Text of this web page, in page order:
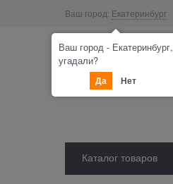
Ваш город: Екатеринбург
Каталог товаров
Ваш город - Екатеринбург,
угадали?
Да Нет